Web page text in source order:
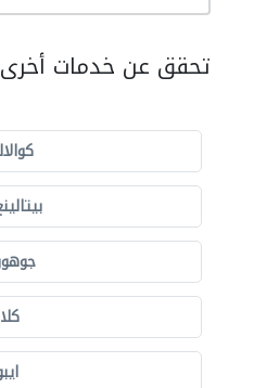
تحقق عن خدمات أخرى